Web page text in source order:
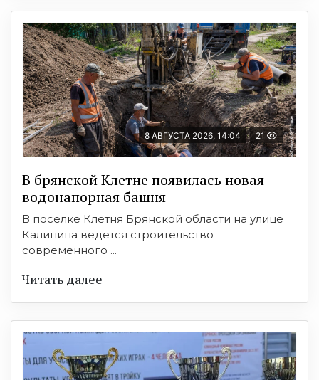
8 АВГУСТА 2026, 14:04 21
В брянской Клетне появилась новая
водонапорная башня
В поселке Клетня Брянской области на улице
Калинина ведется строительство
современного ...
Читать далее